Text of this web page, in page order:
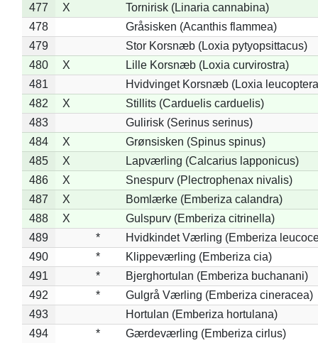
477
X
Tornirisk (Linaria cannabina)
478
Gråsisken (Acanthis flammea)
479
Stor Korsnæb (Loxia pytyopsittacus)
480
X
Lille Korsnæb (Loxia curvirostra)
481
Hvidvinget Korsnæb (Loxia
482
X
Stillits (Carduelis carduelis)
483
Gulirisk (Serinus serinus)
484
X
Grønsisken (Spinus spinus)
485
X
Lapværling (Calcarius lapponicus)
486
X
Snespurv (Plectrophenax nivalis)
487
X
Bomlærke (Emberiza calandra)
488
X
Gulspurv (Emberiza citrinella)
489
*
Hvidkindet Værling (Emberiza
490
*
Klippeværling (Emberiza cia)
491
*
Bjerghortulan (Emberiza buchanani)
492
*
Gulgrå Værling (Emberiza cineracea)
493
Hortulan (Emberiza hortulana)
494
* Gærdeværling (Emberiza cirlus)